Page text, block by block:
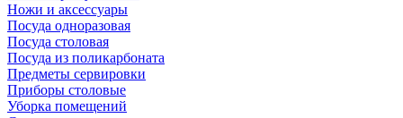
Ножи и аксессуары
Посуда одноразовая
Посуда столовая
Посуда из поликарбоната
Предметы сервировки
Приборы столовые
Уборка помещений